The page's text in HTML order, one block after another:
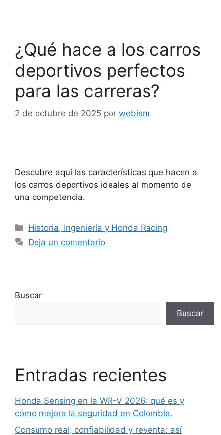
¿Qué hace a los carros
deportivos perfectos
para las carreras?
2 de octubre de 2025 por webism
Descubre aquí las características que hacen a
los carros deportivos ideales al momento de
una competencia.
Historia, Ingeniería y Honda Racing
Deja un comentario
Buscar
Buscar
Entradas recientes
Honda Sensing en la WR-V 2026: qué es y
cómo mejora la seguridad en Colombia.
Consumo real, confiabilidad y reventa: así